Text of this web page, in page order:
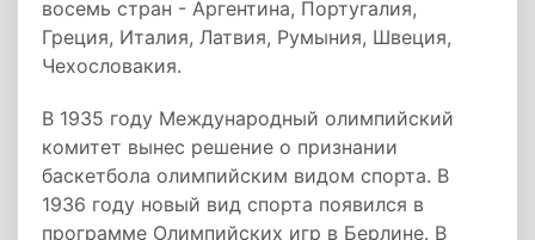
восемь стран - Аргентина, Португалия,
Греция, Италия, Латвия, Румыния, Швеция,
Чехословакия.
В 1935 году Международный олимпийский
комитет вынес решение о признании
баскетбола олимпийским видом спорта. В
1936 году новый вид спорта появился в
программе Олимпийских игр в Берлине. В